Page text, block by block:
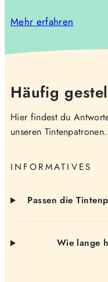
Mehr erfahren
Häufig
Hier findest du
unseren Tintenpatronen.
INFORMATIVES
Passen die
Wie lange